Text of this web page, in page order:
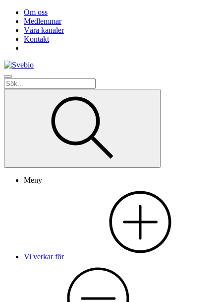
Om oss
Medlemmar
Våra kanaler
Kontakt
Meny
Vi verkar för